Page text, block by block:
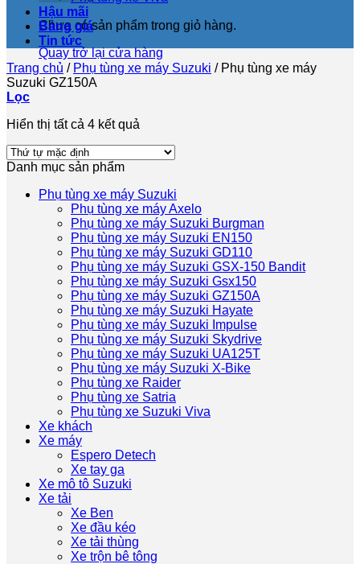
Chưa có sản phẩm trong giỏ hàng.
Quay trở lại cửa hàng
Hậu mãi
Bảng giá
Tin tức
Trang chủ / Phụ tùng xe máy Suzuki /Phụ tùng xe máy
Suzuki GZ150A
Lọc
Hiển thị tất cả 4 kết quả
Danh mục sản phẩm
Phụ tùng xe máy Suzuki
Phụ tùng xe máy Axelo
Phụ tùng xe máy Suzuki Burgman
Phụ tùng xe máy Suzuki EN150
Phụ tùng xe máy Suzuki GD110
Phụ tùng xe máy Suzuki GSX-150 Bandit
Phụ tùng xe máy Suzuki Gsx150
Phụ tùng xe máy Suzuki GZ150A
Phụ tùng xe máy Suzuki Hayate
Phụ tùng xe máy Suzuki Impulse
Phụ tùng xe máy Suzuki Skydrive
Phụ tùng xe máy Suzuki UA125T
Phụ tùng xe máy Suzuki X-Bike
Phụ tùng xe Raider
Phụ tùng xe Satria
Phụ tùng xe Suzuki Viva
Xe khách
Xe máy
Espero Detech
Xe tay ga
Xe mô tô Suzuki
Xe tải
Xe Ben
Xe đầu kéo
Xe tải thùng
Xe trộn bê tông